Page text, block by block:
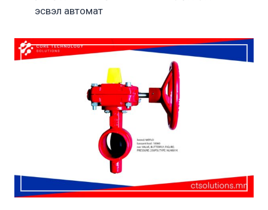
эсвэл автомат